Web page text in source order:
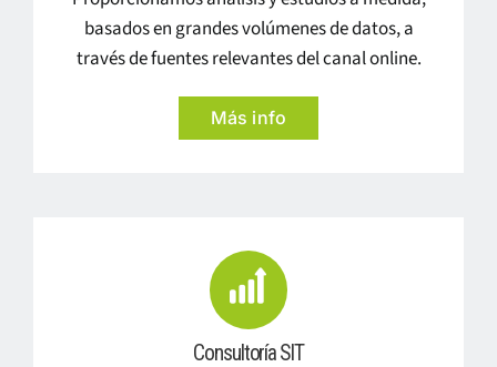
basados en grandes volúmenes de datos, a
través de fuentes relevantes del canal online.
Más info
Consultoría SIT